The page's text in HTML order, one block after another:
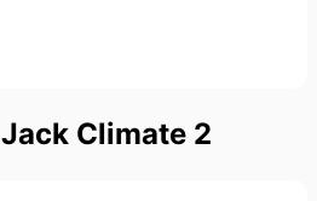
Jack Climate 2